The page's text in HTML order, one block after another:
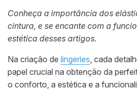
Conheça a importância dos
cintura, e se encante com a
estética desses artigos.
Na criação de lingeries , cada
papel crucial na obtenção da
o conforto, a estética e a